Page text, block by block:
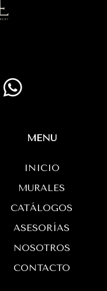
W
h
a
p
p
MENÚ
INICIO
MURALES
CATÁLOGOS
ASESORÍAS
NOSOTROS
CONTACTO